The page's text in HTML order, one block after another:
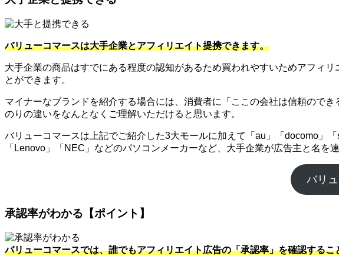
バリューコマースは大手企業とアフィリエイト提携できます。
大手企業の商品はすでにある程度の認知があるため買われやすいためアフィ
とができます。
マイナーなブランドを紹介する場合には、消費者に「ここの会社は信頼ので
のりの違いをなんとなくご理解いただけると思います。
バリューコマースは上記でご紹介した3大モールに加えて「au」「docomo」
「Lenovo」「NEC」などのパソコンメーカーなど、大手企業が広告主と名を
バリ
承認率がわかる【ポイント】
バリューコマースでは、誰でもアフィリエイト広告の「承認率」を確認するこ